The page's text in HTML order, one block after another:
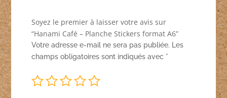
Soyez le premier à laisser votre avis sur
“Hanami Café – Planche Stickers format A6”
Votre adresse e-mail ne sera pas publiée.
Les
champs obligatoires sont indiqués avec *